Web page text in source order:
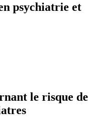
psychiatrie et
le risque de